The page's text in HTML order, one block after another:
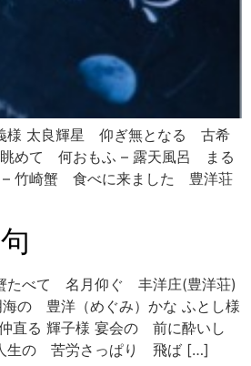
様 太良輝星 仰ぎ無となる 古希
めて 何おもふ – 露天風呂 まる
竹崎蟹 食べに来ました 豊洋荘
たべて 名月仰ぐ 丰洋庄(豊洋荘)
の 豊洋（めぐみ）かな ふとし様
る 輝子様 宴会の 前に酔いし
生の 苦労さっぱり 飛ば […]